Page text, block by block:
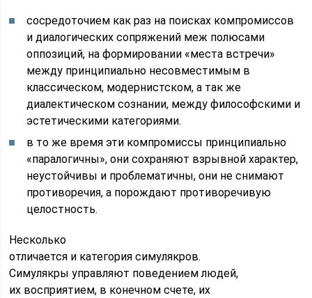
сосредоточием как раз на поисках компромиссов
и диалогических сопряжений меж полюсами
оппозиций, на формировании «места встречи»
между принципиально несовместимым в
классическом, модернистском, а так же
диалектическом сознании, между философскими и
эстетическими категориями.
в то же время эти компромиссы принципиально
«паралогичны», они сохраняют взрывной характер,
неустойчивы и проблематичны, они не снимают
противоречия, а порождают противоречивую
целостность.
Несколько
отличается и категория симулякров.
Симулякры управляют поведением людей,
их восприятием, в конечном счете, их